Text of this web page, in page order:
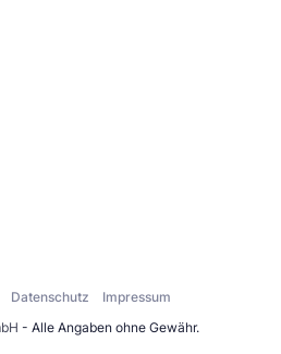
- Alle Angaben ohne Gewähr.
Datenschutz Impressum